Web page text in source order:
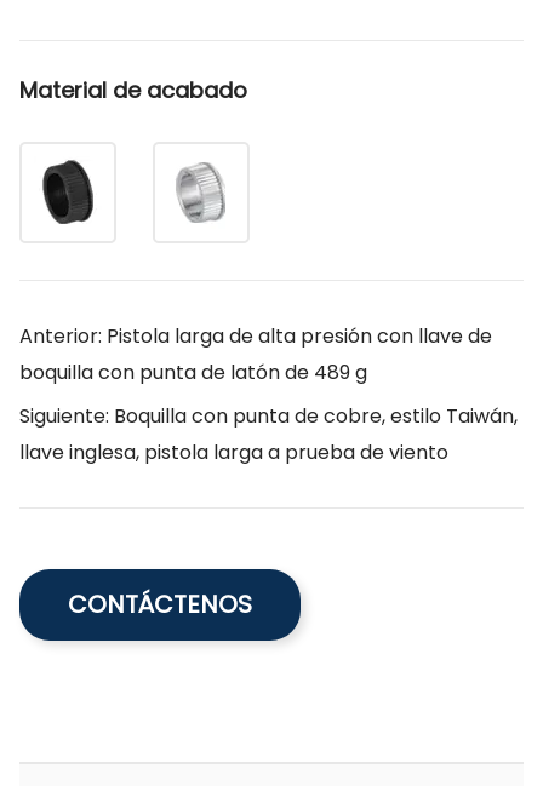
Material de acabado
Anterior: Pistola larga de alta presión con llave de
boquilla con punta de latón de 489 g
Siguiente: Boquilla con punta de cobre, estilo Taiwán,
llave inglesa, pistola larga a prueba de viento
CONTÁCTENOS